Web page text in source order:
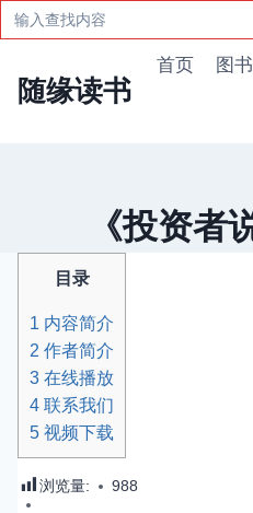
Search
for:
随缘读书
首页 图
《投资
目录
1 内容简介
2 作者简介
3 在线播放
4 联系我们
5 视频下载
浏览量: 988